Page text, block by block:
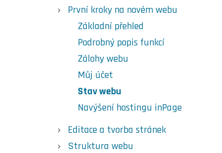
První kroky na novém webu
Základní přehled
Podrobný popis funkcí
Zálohy webu
Můj účet
Stav webu
Navýšení hostingu inPage
Editace a tvorba stránek
Struktura webu